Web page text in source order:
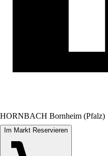
HORNBACH Bornheim (Pfalz)
Im Markt Reservieren